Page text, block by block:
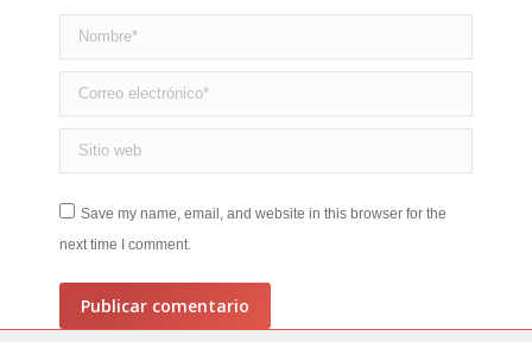
Nombre *
Correo electrónico *
Sitio web
Save my name, email, and website in this browser for the
next time I comment.
Publicar comentario